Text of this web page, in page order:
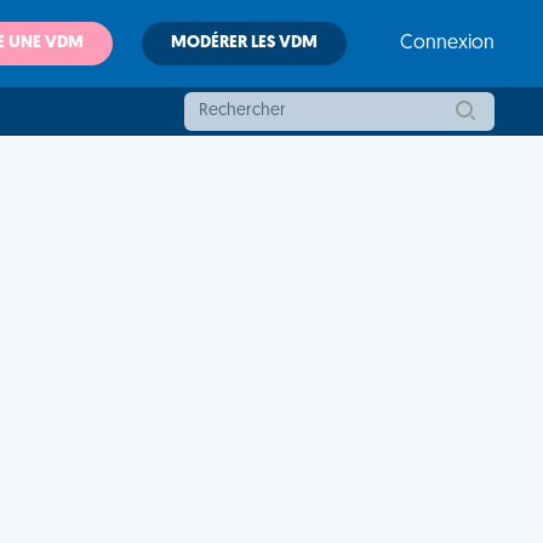
UNE VDM MODÉRER LES VDM Connexion